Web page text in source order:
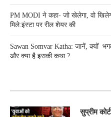
PM MODI ने कहा- जो खेलेगा, वो
मिले:इंस्टा पर रील शेयर की
Sawan Somvar Katha: जानें, क्यों
और क्या है इसकी कथा ?
सुप्रीम